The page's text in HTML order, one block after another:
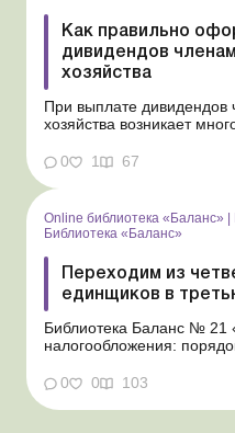
Как правильно
дивидендов
хозяйства
При выплате
хозяйства возникает
Ответы на основные из
Библиотека Баланс № 5
оформлению, учету и
выплаты ...
0 1 67
Online библиотека «Баланс» |
Библиотека «Баланс»
Переходим из
единщиков в
Библиотека Баланс № 21
налогообложения:
условиях перехода в
единого налога (далее –
консультации «Как
0 0 103